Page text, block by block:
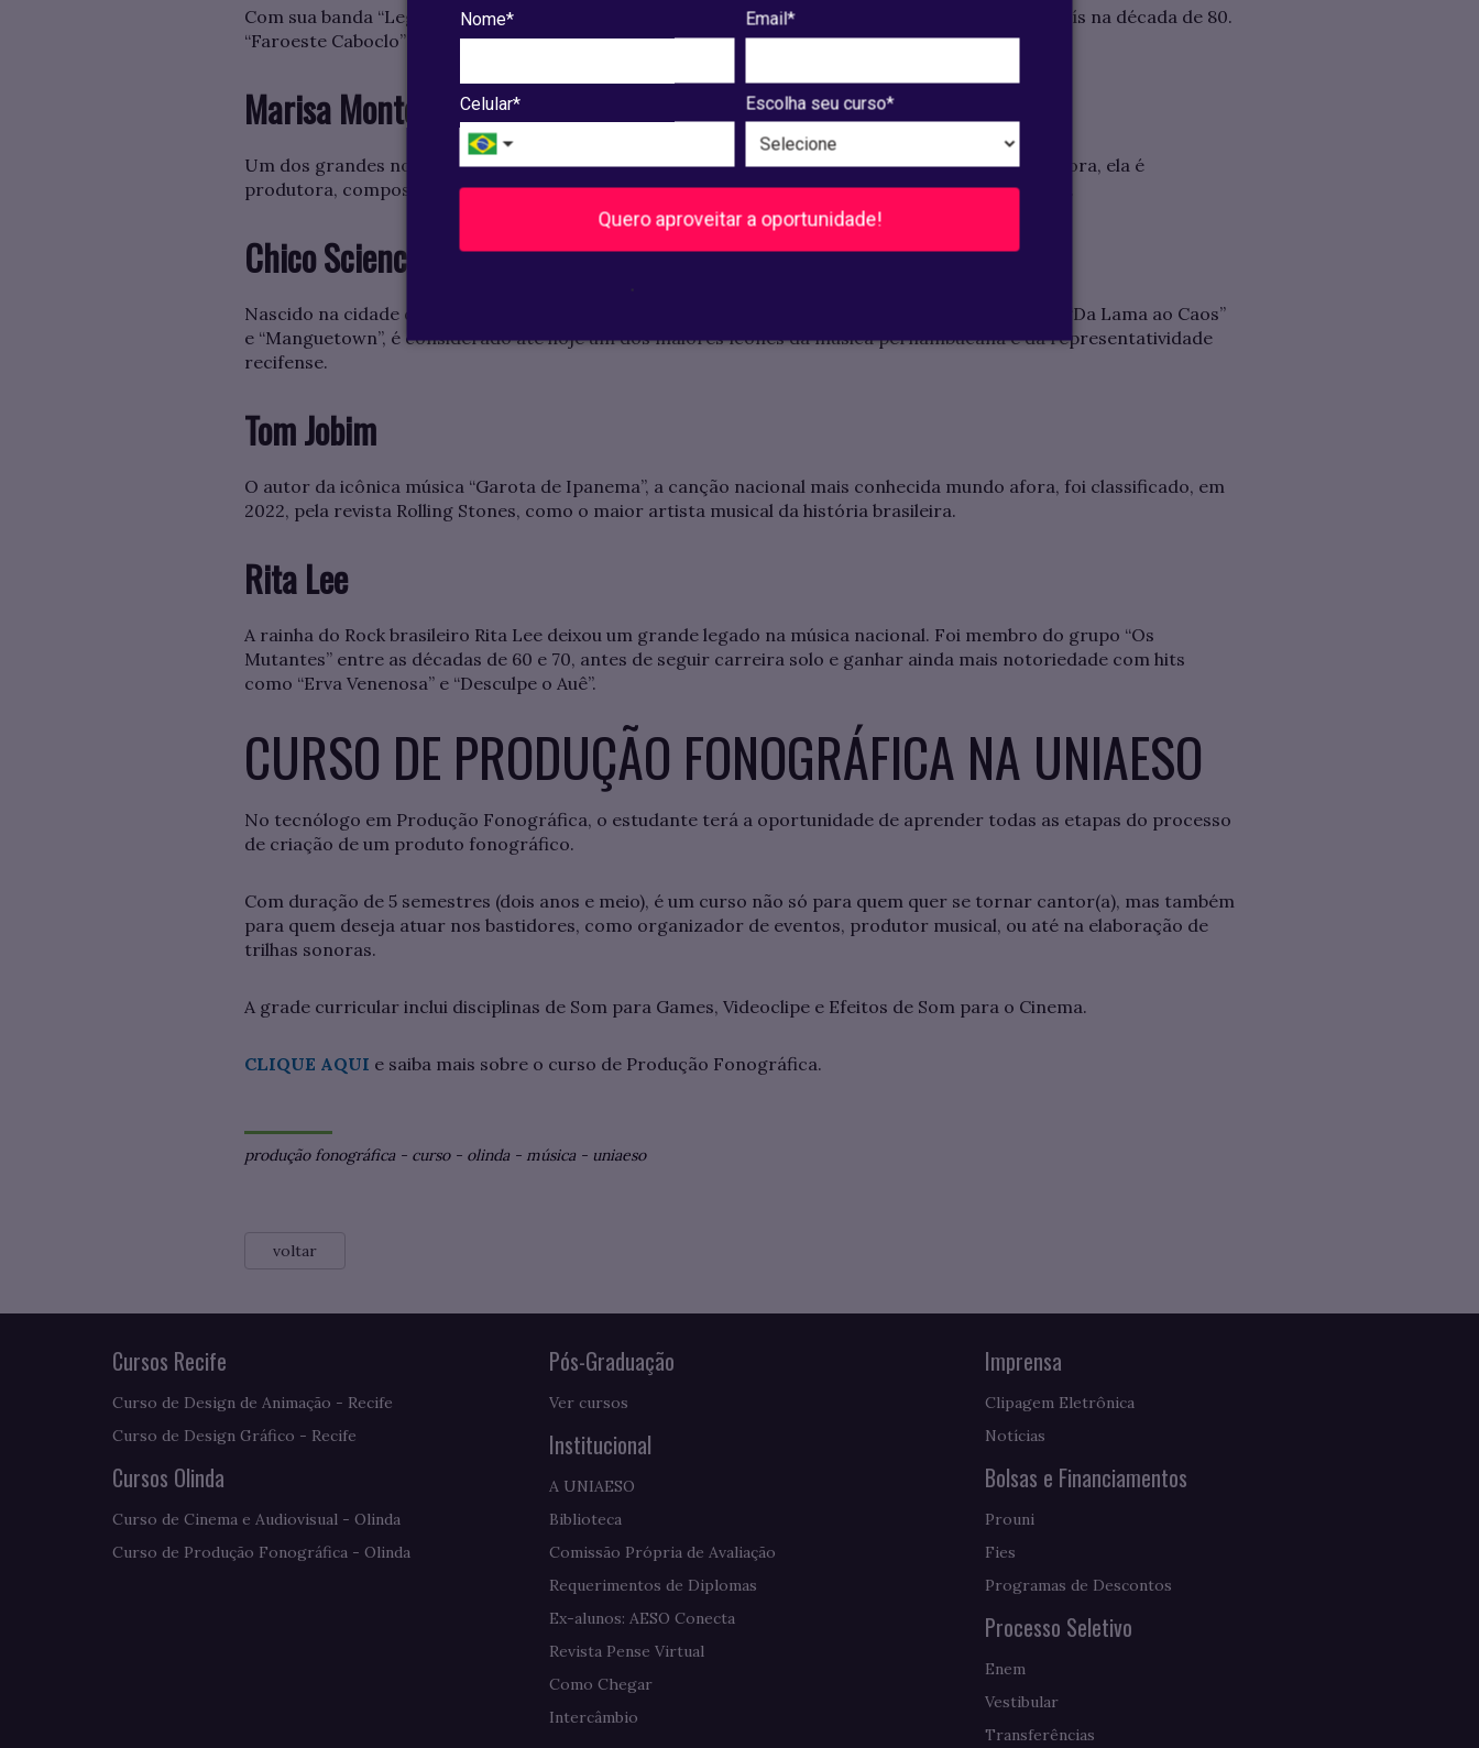
Nome* Email*
Celular* Escolha seu curso*
Quero aproveitar a oportunidade!
Com sua banda “Legião Urbana”, fez enorme sucesso com suas composições que dominaram o país na década de 80.
“Faroeste Caboclo” e “Eduardo e Mônica” são duas das suas obras mais notáveis.
Marisa Monte
Um dos grandes nomes da música nacional com certeza é a cantora Marisa Monte. Além de cantora, ela é
produtora, compositora e instrumentista. Dona de hits como “Velha Infância” e “Amor I Love You”.
Chico Science
Nascido na cidade de Olinda no ano de 1966, fez parte do grupo Nação Zumbi. Dono das músicas “Da Lama ao Caos”
e “Manguetown”, é considerado até hoje um dos maiores ícones da música pernambucana e da representatividade
recifense.
Tom Jobim
O autor da icônica música “Garota de Ipanema”, a canção nacional mais conhecida mundo afora, foi classificado, em
2022, pela revista Rolling Stones, como o maior artista musical da história brasileira.
Rita Lee
A rainha do Rock brasileiro Rita Lee deixou um grande legado na música nacional. Foi membro do grupo “Os
Mutantes” entre as décadas de 60 e 70, antes de seguir carreira solo e ganhar ainda mais notoriedade com hits
como “Erva Venenosa” e “Desculpe o Auê”.
CURSO DE PRODUÇÃO FONOGRÁFICA NA UNIAESO
No tecnólogo em Produção Fonográfica, o estudante terá a oportunidade de aprender todas as etapas do processo
de criação de um produto fonográfico.
Com duração de 5 semestres (dois anos e meio), é um curso não só para quem quer se tornar cantor(a), mas também
para quem deseja atuar nos bastidores, como organizador de eventos, produtor musical, ou até na elaboração de
trilhas sonoras.
A grade curricular inclui disciplinas de Som para Games, Videoclipe e Efeitos de Som para o Cinema.
CLIQUE AQUI e saiba mais sobre o curso de Produção Fonográfica.
produção fonográfica - curso- olinda - música - uniaeso
voltar
Cursos Recife
Curso de Design de Animação - Recife
Curso de Design Gráfico - Recife
Cursos Olinda
Curso de Cinema e Audiovisual - Olinda
Curso de Produção Fonográfica - Olinda
Pós-Graduação
Ver cursos
Institucional
A UNIAESO
Biblioteca
Comissão Própria de Avaliação
Requerimentos de Diplomas
Ex-alunos: AESO Conecta
Revista Pense Virtual
Como Chegar
Intercâmbio
Imprensa
Clipagem Eletrônica
Notícias
Bolsas e Financiamentos
Prouni
Fies
Programas de Descontos
Processo Seletivo
Enem
Vestibular
Transferências